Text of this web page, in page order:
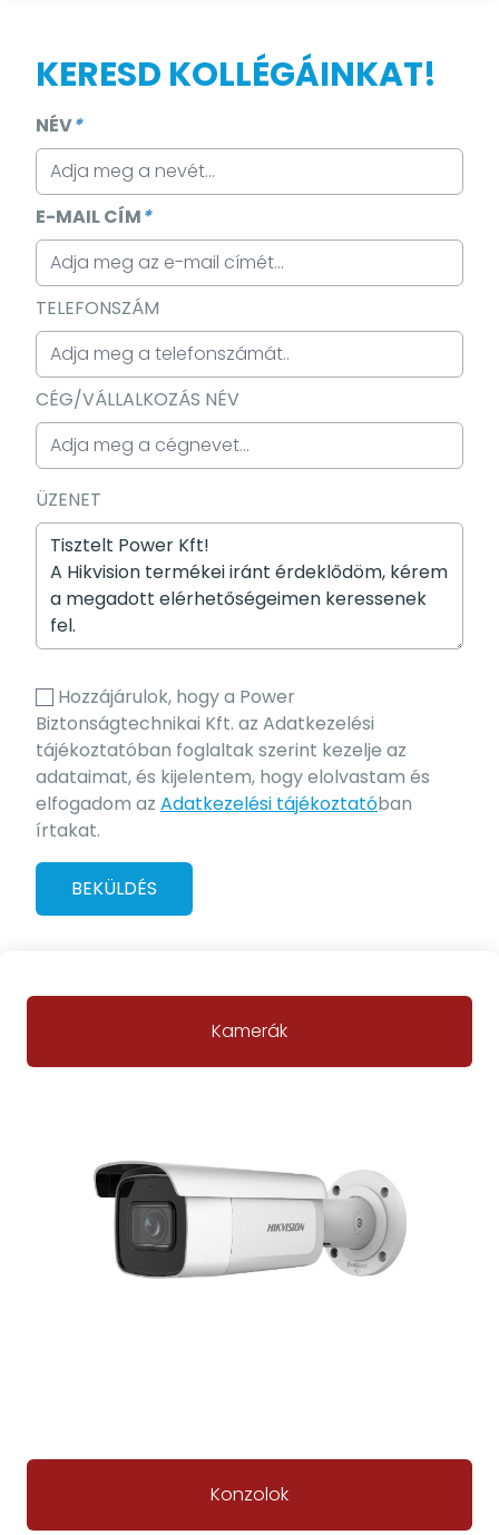
KERESD KOLLÉGÁINKAT!
NÉV*
E-MAIL CÍM*
TELEFONSZÁM
CÉG/VÁLLALKOZÁS NÉV
ÜZENET
Hozzájárulok, hogy a Power
Biztonságtechnikai Kft. az Adatkezelési
tájékoztatóban foglaltak szerint kezelje az
adataimat, és kijelentem, hogy elolvastam és
elfogadom az Adatkezelési tájékoztatóban
írtakat.
BEKÜLDÉS
Kamerák
Konzolok